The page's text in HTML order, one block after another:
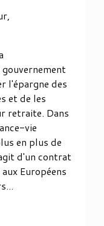
l'épargne des
et de les
retraite. Dans
vie
en plus de
d'un contrat
Européens